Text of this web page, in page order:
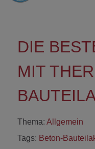
DIE
MIT
Thema: Allgemein
Tags: Beton-